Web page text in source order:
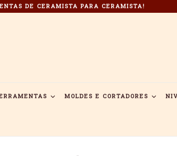
DE CERAMISTA PARA CERAMISTA!
MOLDES E CORTADORES